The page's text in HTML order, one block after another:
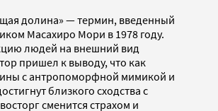
долина» — термин, введенный
Масахиро Мори в 1978 году.
людей на внешний вид
пришел к выводу, что как
с антропоморфной мимикой и
близкого сходства с
сменится страхом и